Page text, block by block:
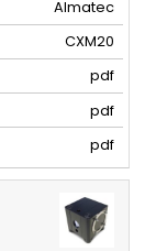
Almatec
CXM20
pdf
pdf
pdf